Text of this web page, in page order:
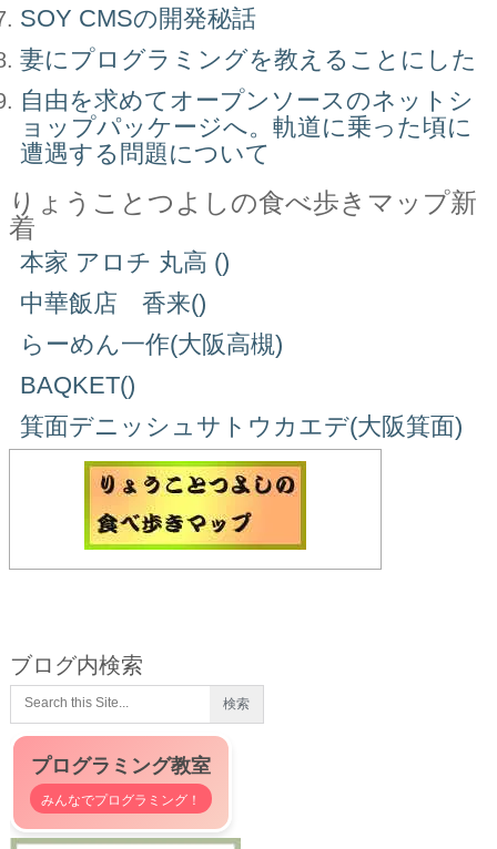
SOY CMSの開発秘話
妻にプログラミングを教えることにした
自由を求めてオープンソースのネットシ
ョップパッケージへ。軌道に乗った頃に
遭遇する問題について
りょうことつよしの食べ歩きマップ新
着
本家 アロチ 丸高 ()
中華飯店 香来()
らーめん一作(大阪高槻)
BAQKET()
箕面デニッシュサトウカエデ(大阪箕面)
ブログ内検索
プログラミング教室
みんなでプログラミング！